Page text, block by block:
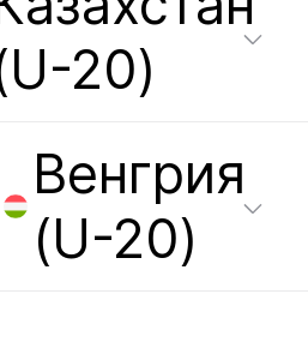
20)
Венгрия
(U-20)